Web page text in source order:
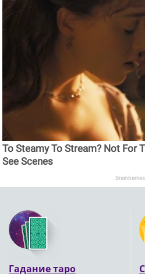
To Steamy To Stream? Not For
See Scenes
Brainberries
Гадание таро